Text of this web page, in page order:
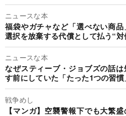
ニュースな本
福袋やガチャなど「選べない商品
選択を放棄する代償として払う“対
ニュースな本
なぜスティーブ・ジョブズの話
す前にしていた「たった1つの習慣
戦争めし
【マンガ】空襲警報下でも大繁